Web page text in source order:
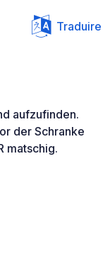
Traduire
aufzufinden.
der Schranke
matschig.